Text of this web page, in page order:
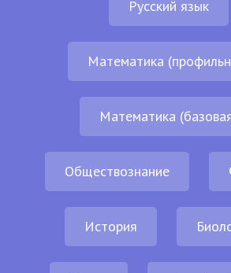
Русский язык
Математика
Математика
Обществознание
История